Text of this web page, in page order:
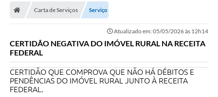
LGPD
Carta de Serviços
Serviços Online
Carta de Serviços Serviço
Atualizado em: 05/05/2026 às 12h14
CERTIDÃO NEGATIVA DO IMÓVEL RURAL NA RECEITA
FEDERAL
CERTIDÃO QUE COMPROVA QUE NÃO HÁ DÉBITOS E
PENDÊNCIAS DO IMÓVEL RURAL JUNTO À RECEITA
FEDERAL.